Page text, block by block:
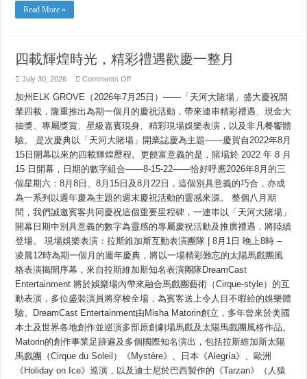
Read More »
四載輝煌時光，精彩禮遇歡慶一整月
July 30, 2026 Comments Offon
載
輝
煌
時
光，
彩
禮
遇
歡
慶
一
整
月
加州ELK GROVE（2026年7月25日）——「天河大賭場」盛大慶祝開
業四載，隆重推出為期一個月的慶祝活動，帶來連串精彩禮遇、現金大
抽獎、專屬獎賞、星級嘉賓現身、精彩現場娛樂表演，以及非凡餐饗體
驗。 是次慶典以「天河大賭場」開業誌慶為主題——慶賀自2022年8月
15日開幕以來的四載輝煌歷程。更饒富意義的是，賭場於 2022 年 8 月
15 日開幕，日期的數字組合——8-15-22——恰好呼應2026年8月的三
個星期六：8月8日、8月15日及8月22日，這個別具意義的巧合，亦成
為一系列以週年慶為主題的週末慶祝活動的靈感來源。 整個八月期
間，我們誠邀賓客共同慶祝這個重要里程碑，一連串以「天河大賭場」
開幕日期中別具意義的數字為靈感的專屬慶祝活動及推廣禮遇，將陸續
登場。 現場娛樂表演：拉斯維加斯互動表演團隊 | 8月1日 晚上8時 –
凌晨12時為期一個月的週年慶典，將以一場精彩難忘的太陽馬戲團風
格表演揭開序幕，來自拉斯維加斯知名表演團隊DreamCast
Entertainment 將於娛樂場內帶來融合馬戲團藝術（Cirque-style）的互
動表演，多位盛裝演員將穿梭全場，為賓客送上令人目不暇給的娛樂體
驗。DreamCast Entertainment由Misha Matorin創立，多年曾來於美國
本土及世界各地創作並巡演多部原創劇場馬戲及太陽馬戲團風格作品。
Matorin的創作事業足跡遍及多個國際知名演出，包括拉斯維加斯太陽
馬戲團（Cirque du Soleil）《Mystère》、日本《Alegría》、歐洲
《Holiday on Ice》巡演，以及迪士尼於巴西製作的《Tarzan》（人猿